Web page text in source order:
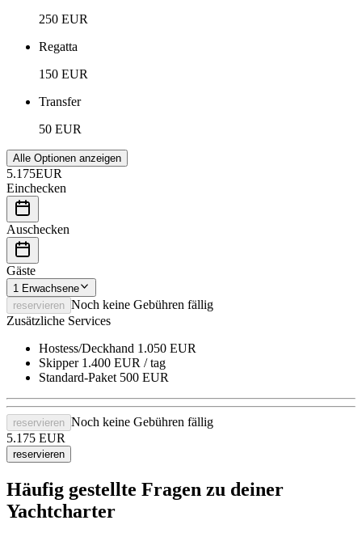
250 EUR
Regatta
150 EUR
Transfer
50 EUR
Alle Optionen anzeigen
5.175EUR
Einchecken
Auschecken
Gäste
1 Erwachsene
reservieren Noch keine Gebühren fällig
Zusätzliche Services
Hostess/Deckhand 1.050 EUR
Skipper 1.400 EUR / tag
Standard-Paket 500 EUR
reservieren Noch keine Gebühren fällig
5.175 EUR
reservieren
Häufig gestellte Fragen zu deiner
Yachtcharter